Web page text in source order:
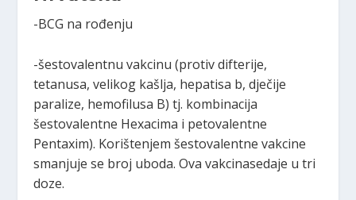
-BCG na rođenju
-šestovalentnu vakcinu (protiv difterije,
tetanusa, velikog kašlja, hepatisa b, dječije
paralize, hemofilusa B) tj. kombinacija
šestovalentne Hexacima i petovalentne
Pentaxim). Korištenjem šestovalentne vakcine
smanjuje se broj uboda. Ova vakcinasedaje u tri
doze.